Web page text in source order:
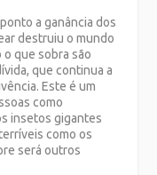
a ganância dos
destruiu o mundo
que sobra são
que continua a
Este é um
como
insetos gigantes
como os
será outros